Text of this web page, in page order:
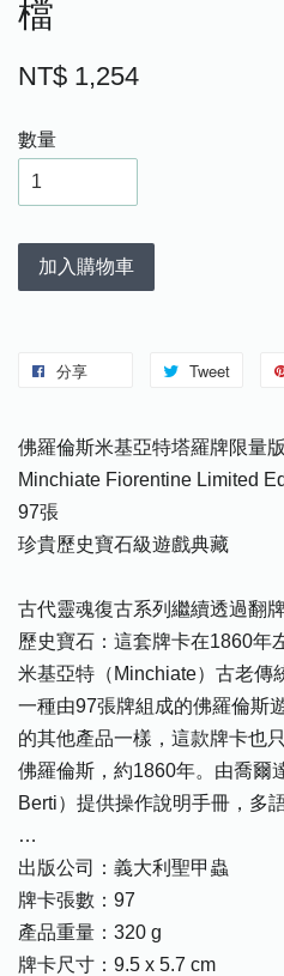
檔
NT$ 1,254
數量
加入購物車
分享 Tweet
佛羅倫斯米基亞特塔羅牌限量版
Minchiate Fiorentine Limited
97張
珍貴歷史寶石級遊戲典藏
古代靈魂復古系列繼續透過翻
歷史寶石：這套牌卡在1860年
米基亞特（Minchiate）古老傳
一種由97張牌組成的佛羅倫斯
的其他產品一樣，這款牌卡也
佛羅倫斯，約1860年。由喬爾
Berti）提供操作說明手冊，多語
…
出版公司：義大利聖甲蟲
牌卡張數：97
產品重量：320 g
牌卡尺寸：9.5 x 5.7 cm